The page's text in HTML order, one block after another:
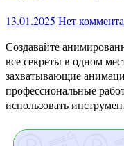
13.01.2025 Нет
Создавайте анимированные видеоистории с помощью ИИ:
все секреты в одном
захватывающие
профессиональные
использовать